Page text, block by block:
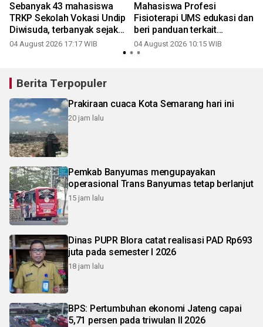
Sebanyak 43 mahasiswa
TRKP Sekolah Vokasi Undip
Diwisuda, terbanyak sejak
2019
04 August 2026 17:17 WIB
Mahasiswa Profesi
Fisioterapi UMS edukasi dan
beri panduan terkait
osteoarthritis lutut pada
lansia
04 August 2026 10:15 WIB
Berita Terpopuler
Prakiraan cuaca Kota Semarang hari ini
20 jam lalu
Pemkab Banyumas mengupayakan
operasional Trans Banyumas tetap berlanjut
15 jam lalu
Dinas PUPR Blora catat realisasi PAD Rp693
juta pada semester I 2026
18 jam lalu
BPS: Pertumbuhan ekonomi Jateng capai
5,71 persen pada triwulan II 2026